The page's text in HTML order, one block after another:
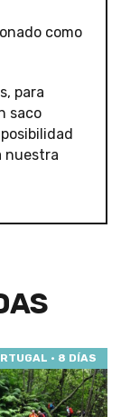
como
para
saco
nuestra
· 8 DÍAS